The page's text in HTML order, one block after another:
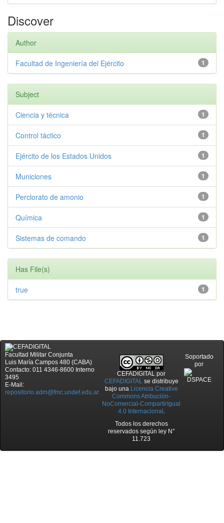
Discover
Author
1
Facultad de Ingeniería del Ejército
Subject
1
Ciencia y técnica
1
Control táctico
1
Ejército de los Estados Unidos
1
Municiones
1
Perclorato de amonio
1
Química
1
Sistemas de comando
Has File(s)
1
true
Facultad Militar Conjunta
Luis María Campos 480 (CABA)
Contacto: 011 4346-8600 Interno
3495
E-Mail:
repositorio.adm@fmc.undef.edu.ar
CEFADIGITAL por
CEFADIGITALse distribuye
bajo una Licencia Creative
Commons Atribución-
NoComercial-CompartirIgual
4.0 Internacional .
Todos los derechos
reservados según ley N°
11.723
Soportado
por